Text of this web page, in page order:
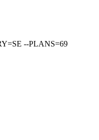
--PLANS=69